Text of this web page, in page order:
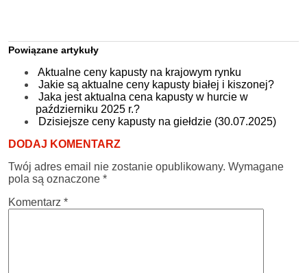
Powiązane artykuły
Aktualne ceny kapusty na krajowym rynku
Jakie są aktualne ceny kapusty białej i kiszonej?
Jaka jest aktualna cena kapusty w hurcie w
październiku 2025 r.?
Dzisiejsze ceny kapusty na giełdzie (30.07.2025)
DODAJ KOMENTARZ
Twój adres email nie zostanie opublikowany. Wymagane
pola są oznaczone *
Komentarz *